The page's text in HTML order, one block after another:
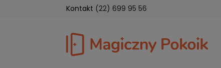
Kontakt (22) 699 95 56